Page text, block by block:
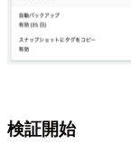
検証開始